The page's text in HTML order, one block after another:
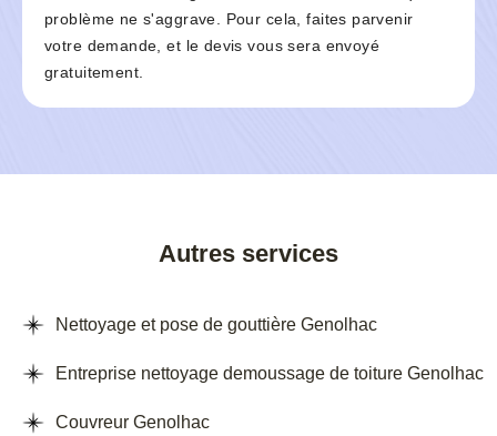
problème ne s'aggrave. Pour cela, faites parvenir
votre demande, et le devis vous sera envoyé
gratuitement.
Autres services
Nettoyage et pose de gouttière Genolhac
Entreprise nettoyage demoussage de toiture Genolhac
Couvreur Genolhac